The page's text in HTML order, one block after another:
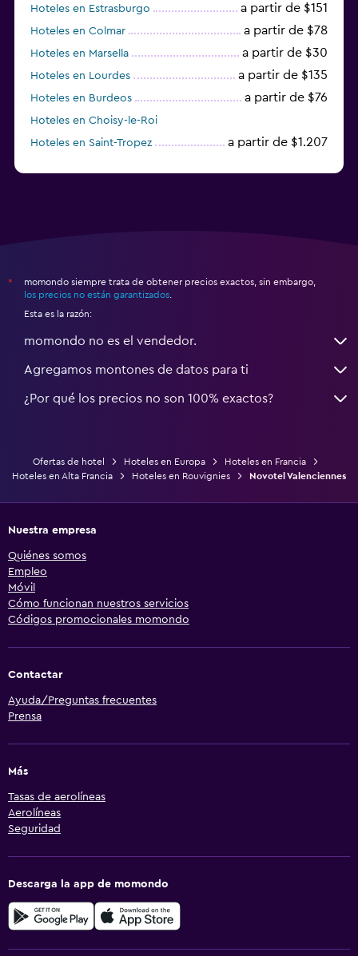
Hoteles en Estrasburgo a partir de $151
Hoteles en Colmar a partir de $78
Hoteles en Marsella a partir de $30
Hoteles en Lourdes a partir de $135
Hoteles en Burdeos a partir de $76
Hoteles en Choisy-le-Roi
Hoteles en Saint-Tropez
a partir de $1.207
*
momondo siempre trata de obtener precios exactos, sin embargo,
los precios no están garantizados
Esta es la razón:
momondo no es el vendedor.
Agregamos montones de datos para ti
¿Por qué los precios no son 100% exactos?
Ofertas de hotel Hoteles en Europa
Hoteles en Francia
Hoteles en Alta Francia
Hoteles en Rouvignies Novotel Valenciennes
Nuestra empresa
Quiénes somos
Empleo
Móvil
Cómo funcionan nuestros servicios
Códigos promocionales momondo
Contactar
Ayuda/Preguntas frecuentes
Prensa
Más
Tasas de aerolíneas
Aerolíneas
Seguridad
Descarga la app de momondo